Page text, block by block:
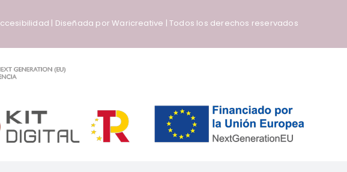
| Diseñada porWaricreative | Todos los derechos reservados